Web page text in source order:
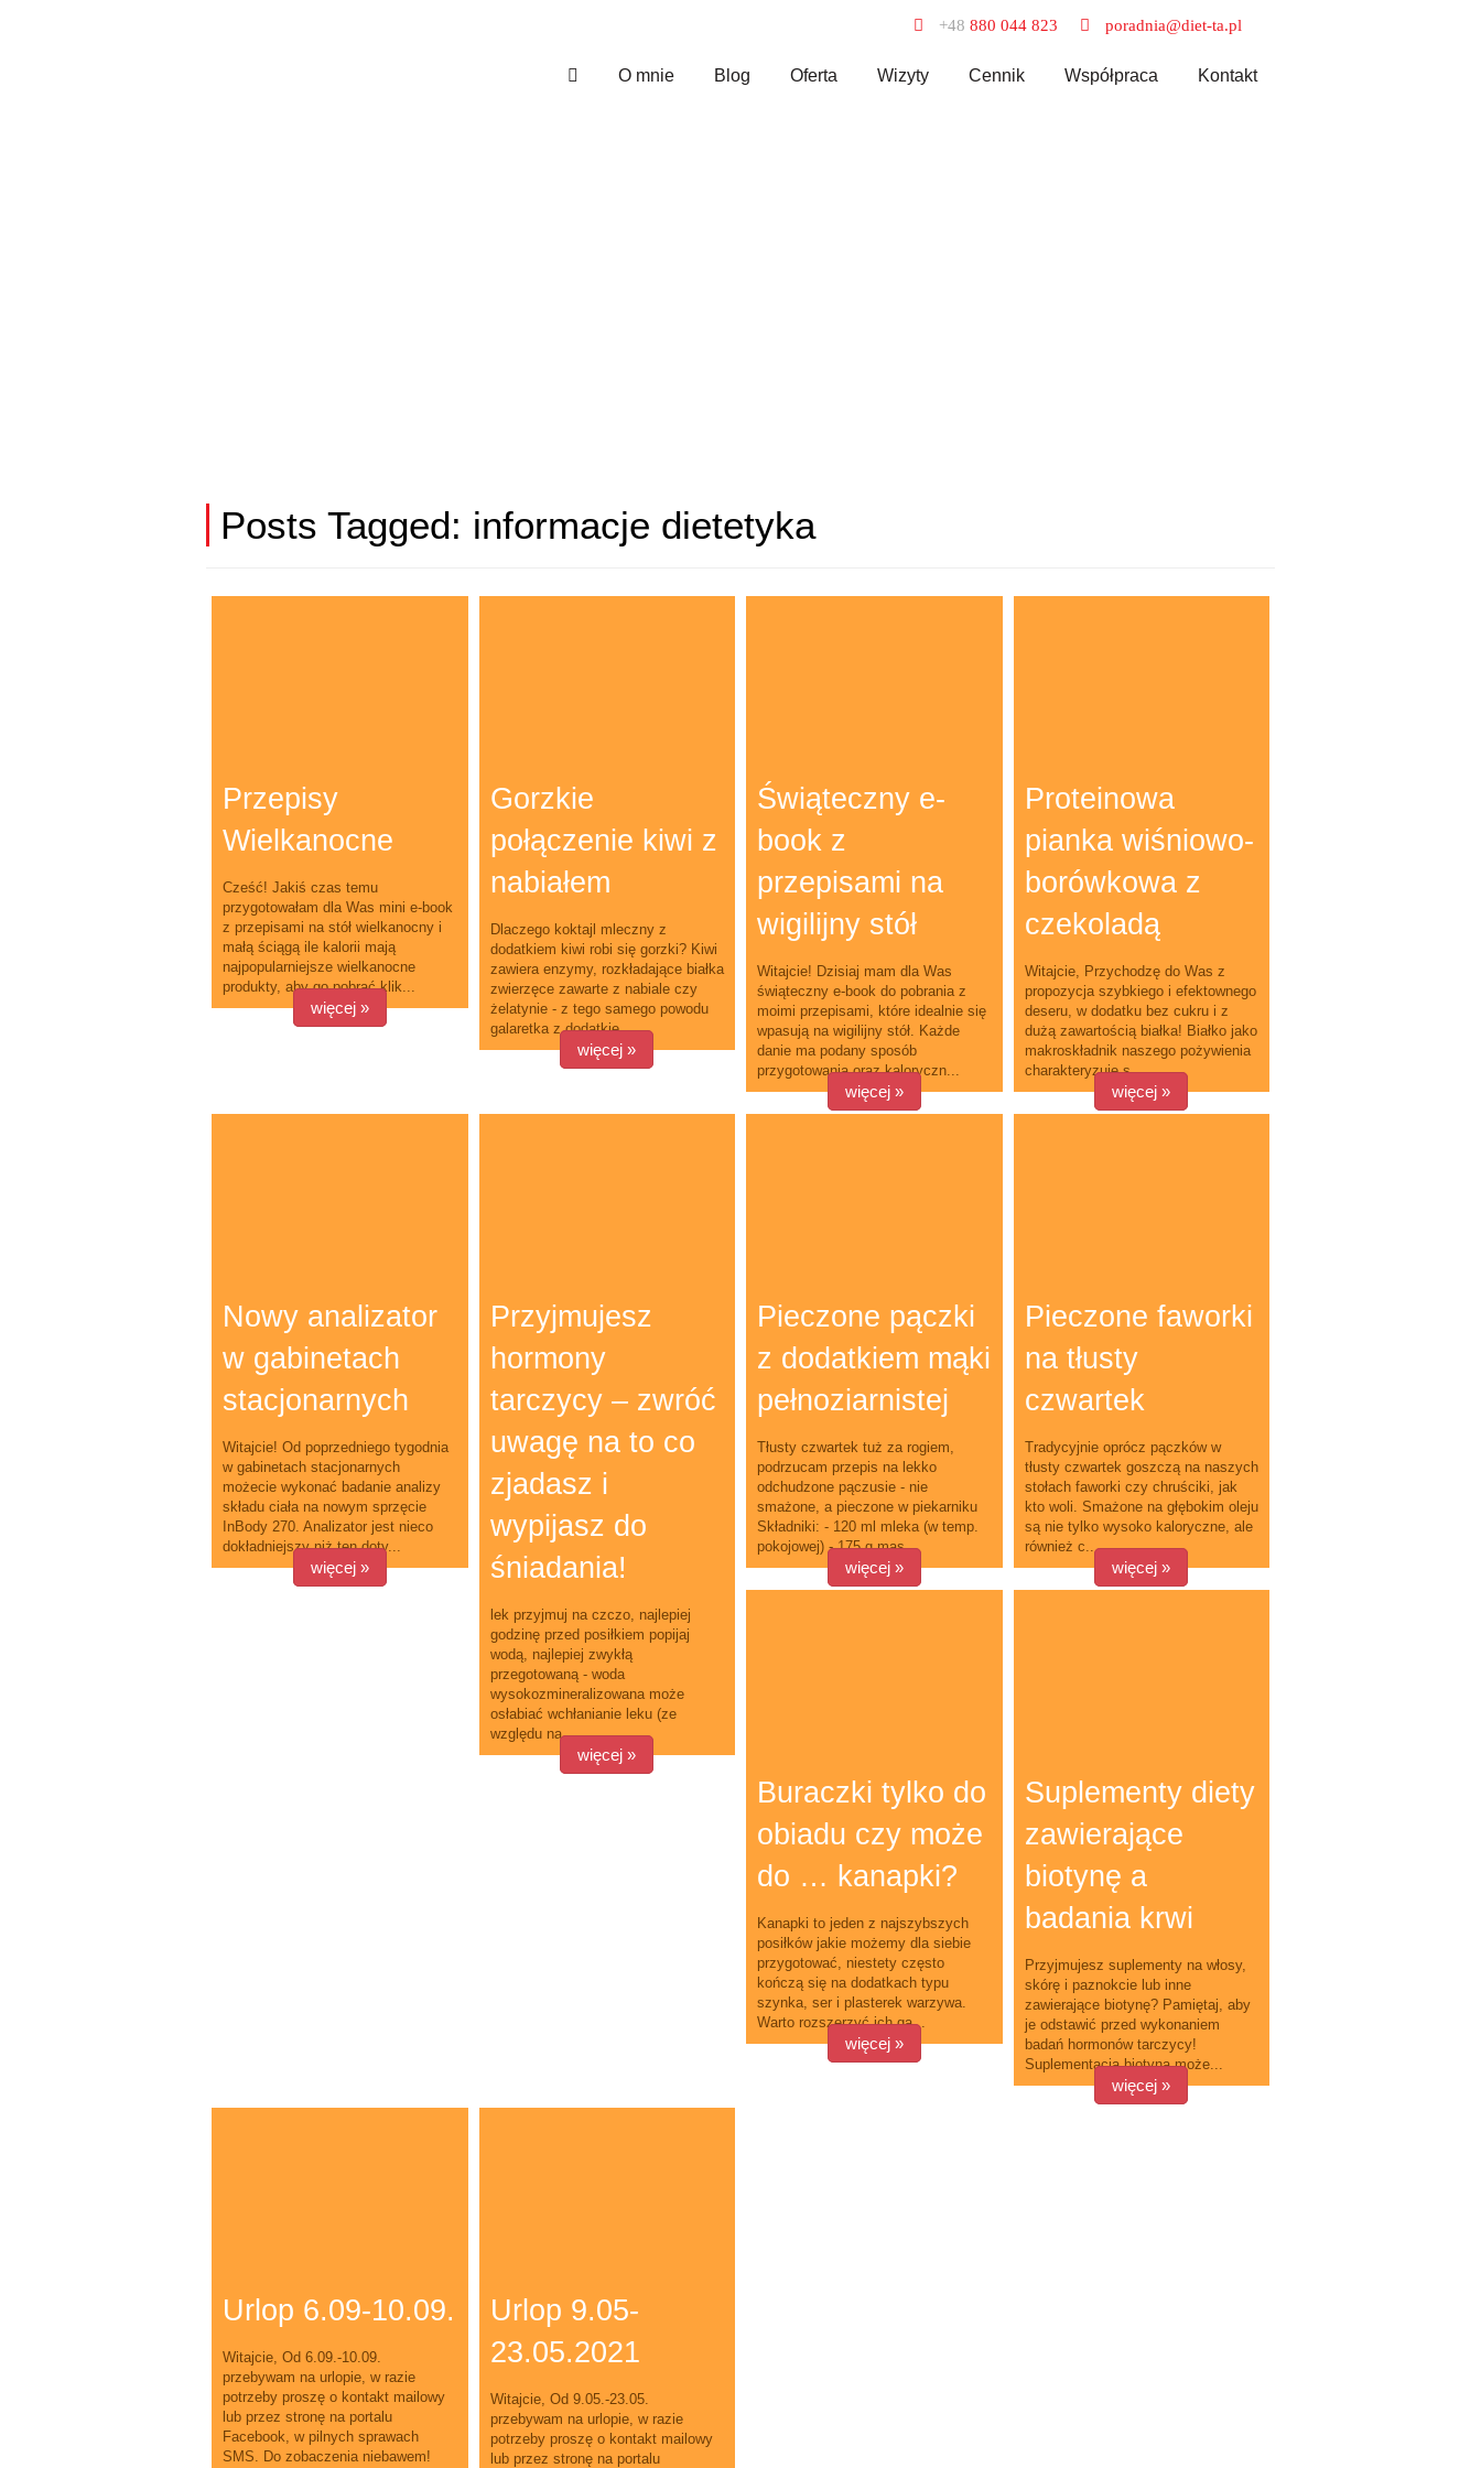
O mnie Blog Oferta Wizyty Cennik Współpraca Kontakt
+48 880 044 823 poradnia@diet-ta.pl
Posts Tagged: informacje dietetyka
Przepisy
Wielkanocne
Cześć! Jakiś czas temu
przygotowałam dla Was mini e-book
z przepisami na stół wielkanocny i
małą ściągą ile kalorii mają
najpopularniejsze wielkanocne
produkty, aby go pobrać klik...
więcej »
Gorzkie
połączenie kiwi z
nabiałem
Dlaczego koktajl mleczny z
dodatkiem kiwi robi się gorzki? Kiwi
zawiera enzymy, rozkładające białka
zwierzęce zawarte z nabiale czy
żelatynie - z tego samego powodu
galaretka z dodatkie...
więcej »
Świąteczny e-
book z
przepisami na
wigilijny stół
Witajcie! Dzisiaj mam dla Was
świąteczny e-book do pobrania z
moimi przepisami, które idealnie się
wpasują na wigilijny stół. Każde
danie ma podany sposób
przygotowania oraz kaloryczn...
więcej »
Proteinowa
pianka wiśniowo-
borówkowa z
czekoladą
Witajcie, Przychodzę do Was z
propozycja szybkiego i efektownego
deseru, w dodatku bez cukru i z
dużą zawartością białka! Białko jako
makroskładnik naszego pożywienia
charakteryzuje s...
więcej »
Nowy analizator
w gabinetach
stacjonarnych
Witajcie! Od poprzedniego tygodnia
w gabinetach stacjonarnych
możecie wykonać badanie analizy
składu ciała na nowym sprzęcie
InBody 270. Analizator jest nieco
dokładniejszy niż ten doty...
więcej »
Przyjmujesz
hormony
tarczycy – zwróć
uwagę na to co
zjadasz i
wypijasz do
śniadania!
lek przyjmuj na czczo, najlepiej
godzinę przed posiłkiem popijaj
wodą, najlepiej zwykłą
przegotowaną - woda
wysokozmineralizowana może
osłabiać wchłanianie leku (ze
względu na ...
więcej »
Pieczone pączki
z dodatkiem mąki
pełnoziarnistej
Tłusty czwartek tuż za rogiem,
podrzucam przepis na lekko
odchudzone pączusie - nie
smażone, a pieczone w piekarniku
Składniki: - 120 ml mleka (w temp.
pokojowej) - 175 g mas...
więcej »
Pieczone faworki
na tłusty
czwartek
Tradycyjnie oprócz pączków w
tłusty czwartek goszczą na naszych
stołach faworki czy chruściki, jak
kto woli. Smażone na głębokim oleju
są nie tylko wysoko kaloryczne, ale
również c...
więcej »
Buraczki tylko do
obiadu czy może
do … kanapki?
Kanapki to jeden z najszybszych
posiłków jakie możemy dla siebie
przygotować, niestety często
kończą się na dodatkach typu
szynka, ser i plasterek warzywa.
Warto rozszerzyć ich ga...
więcej »
Suplementy diety
zawierające
biotynę a
badania krwi
Przyjmujesz suplementy na włosy,
skórę i paznokcie lub inne
zawierające biotynę? Pamiętaj, aby
je odstawić przed wykonaniem
badań hormonów tarczycy!
Suplementacja biotyną może...
więcej »
Urlop 6.09-10.09.
Witajcie, Od 6.09.-10.09.
przebywam na urlopie, w razie
potrzeby proszę o kontakt mailowy
lub przez stronę na portalu
Facebook, w pilnych sprawach
SMS. Do zobaczenia niebawem!
Urlop 9.05-
23.05.2021
Witajcie, Od 9.05.-23.05.
przebywam na urlopie, w razie
potrzeby proszę o kontakt mailowy
lub przez stronę na portalu